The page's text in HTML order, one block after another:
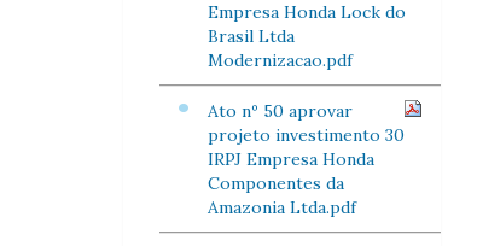
Empresa Honda Lock do
Brasil Ltda
Modernizacao.pdf
Ato nº 50 aprovar
projeto investimento 30
IRPJ Empresa Honda
Componentes da
Amazonia Ltda.pdf